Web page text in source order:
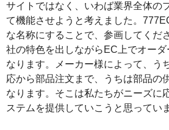
サイトではなく、いわば業界全体の
て機能させようと考えました。
な名称にすることで、参画してくだ
社の特色を出しながらEC上でオー
なります。メーカー様によって、う
応から部品注文まで、うちは部品の
なります。そこは私たちがニーズに
ステムを提供していこうと思ってい